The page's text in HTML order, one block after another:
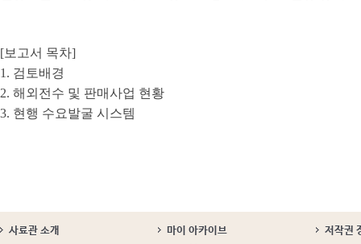
[보고서 목차]
1. 검토배경
2. 해외전수 및 판매사업 현황
3. 현행 수요발굴 시스템
사료관 소개 마이 아카이브
저작권